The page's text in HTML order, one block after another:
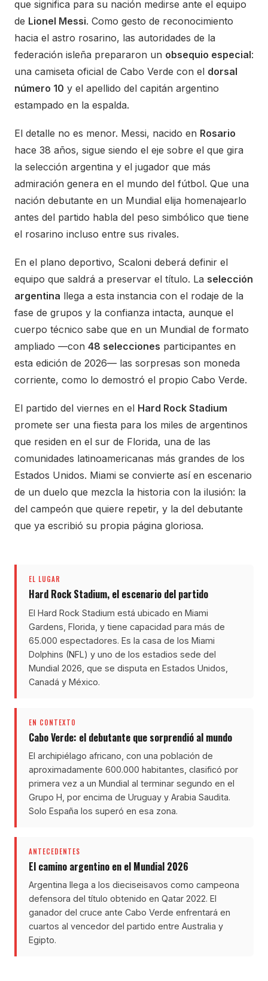
que significa para su nación medirse ante el equipo
de Lionel Messi. Como gesto de reconocimiento
hacia el astro rosarino, las autoridades de la
federación isleña prepararon un obsequio especial:
una camiseta oficial de Cabo Verde con el dorsal
número 10 y el apellido del capitán argentino
estampado en la espalda.
El detalle no es menor. Messi, nacido en Rosario
hace 38 años, sigue siendo el eje sobre el que gira
la selección argentina y el jugador que más
admiración genera en el mundo del fútbol. Que una
nación debutante en un Mundial elija homenajearlo
antes del partido habla del peso simbólico que tiene
el rosarino incluso entre sus rivales.
En el plano deportivo, Scaloni deberá definir el
equipo que saldrá a preservar el título. La selección
argentina llega a esta instancia con el rodaje de la
fase de grupos y la confianza intacta, aunque el
cuerpo técnico sabe que en un Mundial de formato
ampliado —con 48 selecciones participantes en
esta edición de 2026— las sorpresas son moneda
corriente, como lo demostró el propio Cabo Verde.
El partido del viernes en el Hard Rock Stadium
promete ser una fiesta para los miles de argentinos
que residen en el sur de Florida, una de las
comunidades latinoamericanas más grandes de los
Estados Unidos. Miami se convierte así en escenario
de un duelo que mezcla la historia con la ilusión: la
del campeón que quiere repetir, y la del debutante
que ya escribió su propia página gloriosa.
EL LUGAR
Hard Rock Stadium, el escenario del partido
El Hard Rock Stadium está ubicado en Miami
Gardens, Florida, y tiene capacidad para más de
65.000 espectadores. Es la casa de los Miami
Dolphins (NFL) y uno de los estadios sede del
Mundial 2026, que se disputa en Estados Unidos,
Canadá y México.
EN CONTEXTO
Cabo Verde: el debutante que sorprendió al mundo
El archipiélago africano, con una población de
aproximadamente 600.000 habitantes, clasificó por
primera vez a un Mundial al terminar segundo en el
Grupo H, por encima de Uruguay y Arabia Saudita.
Solo España los superó en esa zona.
ANTECEDENTES
El camino argentino en el Mundial 2026
Argentina llega a los dieciseisavos como campeona
defensora del título obtenido en Qatar 2022. El
ganador del cruce ante Cabo Verde enfrentará en
cuartos al vencedor del partido entre Australia y
Egipto.